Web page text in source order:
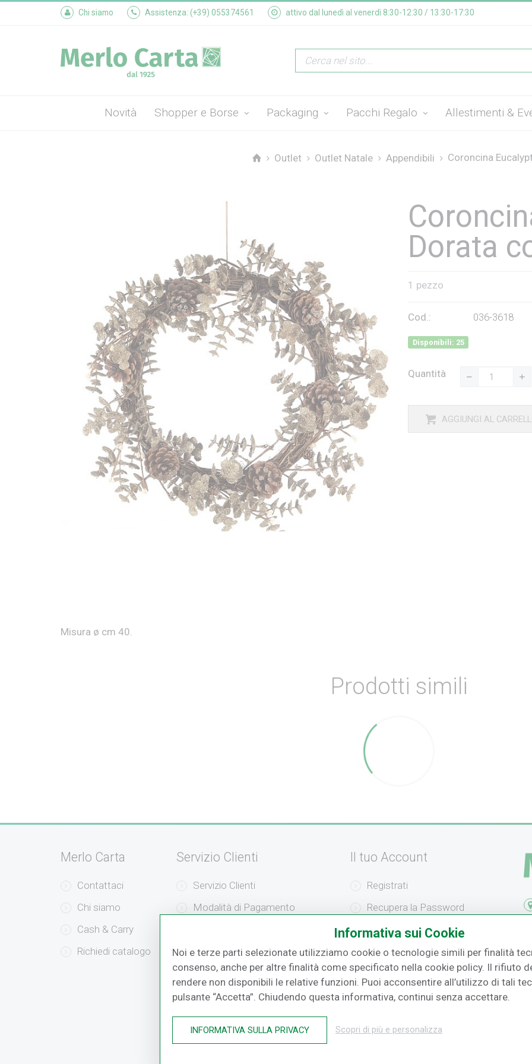
Chi siamo Assistenza: (+39) 055374561 attivo dal lunedì al venerdì 8:30-12:30 / 13:30-17:30
Novità Shopper e Borse Packaging Pacchi Regalo Allestimenti &
Outlet Outlet Natale Appendibili Coroncina
Dorata
1 pezzo
Cod.: 036-3618
Disponibili: 25
Quantità
AGGIUNGI AL
Misura ø cm 40.
Prodotti simili
Merlo Carta
Contattaci
Chi siamo
Cash & Carry
Richiedi catalogo
Servizio Clienti
Servizio Clienti
Modalità di Pagamento
Resi e Recessi
Il tuo Account
Registrati
Recupera la Password
Effettua un Reso
o
Informativa sui Cookie
Noi e terze parti selezionate utilizziamo cookie o tecnologie simili per finalità
consenso, anche per altre finalità come specificato nella cookie policy. Il rifiuto
rendere non disponibili le relative funzioni. Puoi acconsentire all’utilizzo di tali
pulsante “Accetta”. Chiudendo questa informativa, continui senza accettare.
INFORMATIVA SULLA PRIVACY Scopri di più e personalizza